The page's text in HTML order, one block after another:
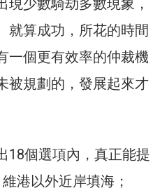
就算成功，所花的時間
一個更有效率的仲裁機
被規劃的，發展起來才
18個選項內，真正能提
港以外近岸填海；